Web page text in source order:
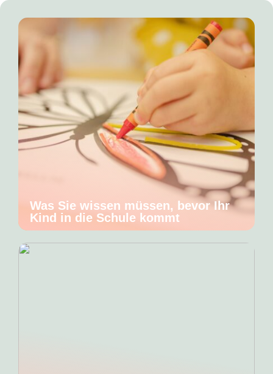
Was Sie wissen müssen, bevor Ihr
Kind in die Schule kommt